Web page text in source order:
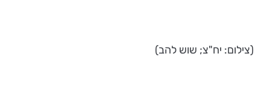
(צילום: יח"צ; שוש להב)